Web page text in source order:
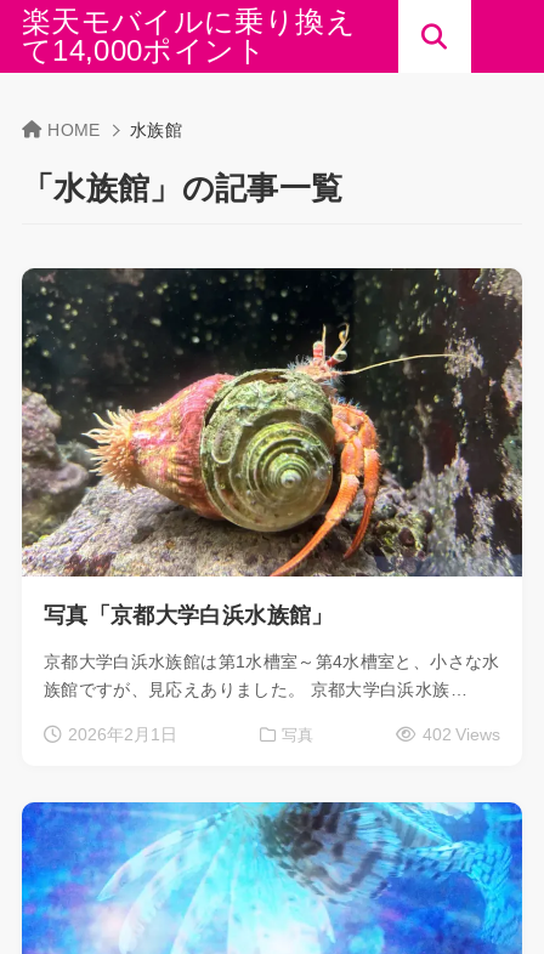
楽天モバイルに乗り換え
て14,000ポイント
HOME 水族館
「水族館」の記事一覧
写真「京都大学白浜水族館」
京都大学白浜水族館は第1水槽室～第4水槽室と、小さな水
族館ですが、見応えありました。 京都大学白浜水族…
2026年2月1日 写真 402 Views